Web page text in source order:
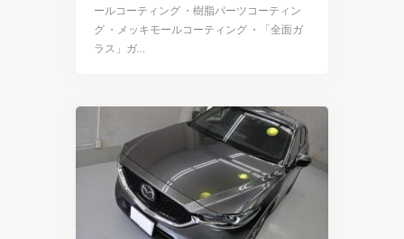
ールコーティング ・樹脂パーツコーティン
グ ・メッキモールコーティング ・「全面ガ
ラス」ガ…